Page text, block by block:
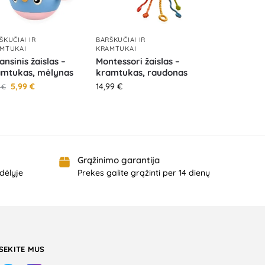
IR
žaislas –
mėlynas
€ 5,99€
BARŠKUČIAI IR
KRAMTUKAI
Montessori žaislas –
kramtukas, raudonas
14,99 €
Grąžinimo garantija
Prekes galite grąžinti per 14 dienų
MUS